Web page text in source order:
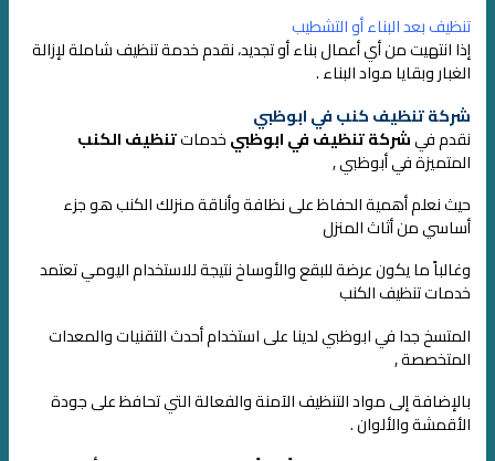
تنظيف بعد البناء أو التشطيب
إذا انتهيت من أي أعمال بناء أو تجديد، نقدم خدمة تنظيف شاملة لإزالة
الغبار وبقايا مواد البناء .
شركة تنظيف كنب في ابوظبي
نقدم فيشركة تنظيف في ابوظبيخدماتتنظيف الكنب
المتميزة في أبوظبي ,
حيث نعلم أهمية الحفاظ على نظافة وأناقة منزلكالكنب هو جزء
أساسي من أثاث المنزل
وغالباً ما يكون عرضة للبقع والأوساخ نتيجة للاستخدام اليوميتعتمد
خدمات تنظيف الكنب
المتسخ جدا في ابوظبي لدينا على استخدام أحدث التقنيات والمعدات
المتخصصة ,
بالإضافة إلى مواد التنظيف الآمنة والفعالة التي تحافظ على جودة
الأقمشة والألوان .